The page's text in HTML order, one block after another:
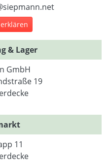
& Lager
GmbH
19
11